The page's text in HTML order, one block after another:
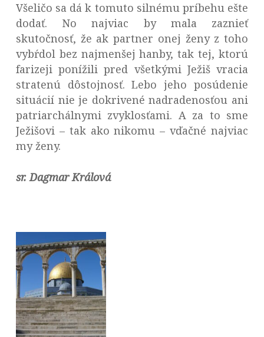
Všeličo sa dá k tomuto silnému príbehu ešte
dodať. No najviac by mala zaznieť
skutočnosť, že ak partner onej ženy z toho
vybŕdol bez najmenšej hanby, tak tej, ktorú
farizeji ponížili pred všetkými Ježiš vracia
stratenú dôstojnosť. Lebo jeho posúdenie
situácií nie je dokrivené nadradenosťou ani
patriarchálnymi zvyklosťami. A za to sme
Ježišovi – tak ako nikomu – vďačné najviac
my ženy.
sr. Dagmar Králová